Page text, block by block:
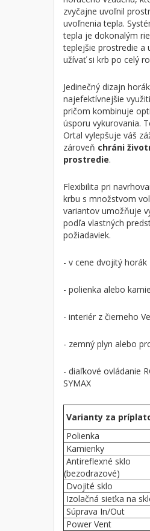
zvyčajne uvoľnil
uvoľnenia tepla.
tepla je dokonalým
teplejšie prostredie a
užívať si krb po celý
Jedinečný dizajn
najefektívnejšie
pričom kombinuje
úsporu vykurovania.
Ortal vylepšuje váš
zároveň chráni
prostredie.
Flexibilita pri
krbu s množstvom
variantov umožňuje
podľa vlastných
požiadaviek.
- v cene dvojitý horák
- polienka alebo
- interiér z čierneho
- zemný plyn alebo
- diaľkové ovládanie
SYMAX
Varianty za
Polienka
Kamienky
Antireflexné sklo
(bezodrazové)
Dvojité sklo
Izolačná sieťka na
Súprava In/Out
Power Vent